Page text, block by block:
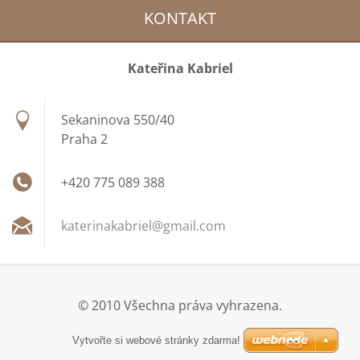
KONTAKT
Kateřina Kabriel
Sekaninova 550/40
Praha 2
+420 775 089 388
katerinakabriel@gmail.com
© 2010 Všechna práva vyhrazena.
Vytvořte si webové stránky zdarma!